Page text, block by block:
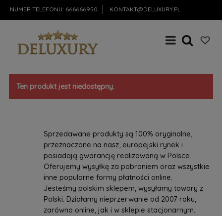
NUMER TELEFONU: 666666950 KONTAKT@DELUXURY.PL
Ten produkt jest niedostępny.
Sprzedawane produkty są 100% oryginalne,
przeznaczone na nasz, europejski rynek i
posiadają gwarancję realizowaną w Polsce.
Oferujemy wysyłkę za pobraniem oraz wszystkie
inne popularne formy płatności online.
Jesteśmy polskim sklepem, wysyłamy towary z
Polski. Działamy nieprzerwanie od 2007 roku,
zarówno online, jak i w sklepie stacjonarnym.